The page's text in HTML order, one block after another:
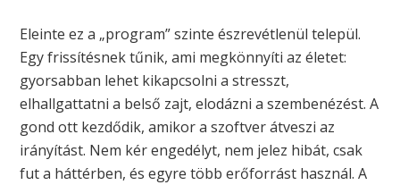
Eleinte ez a „program” szinte észrevétlenül települ.
Egy frissítésnek tűnik, ami megkönnyíti az életet:
gyorsabban lehet kikapcsolni a stresszt,
elhallgattatni a belső zajt, elodázni a szembenézést. A
gond ott kezdődik, amikor a szoftver átveszi az
irányítást. Nem kér engedélyt, nem jelez hibát, csak
fut a háttérben, és egyre több erőforrást használ. A